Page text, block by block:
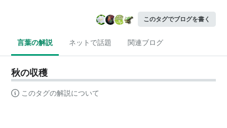
このタグでブログを書く
言葉の解説 ネットで話題 関連ブログ
秋の収穫
このタグの解説について